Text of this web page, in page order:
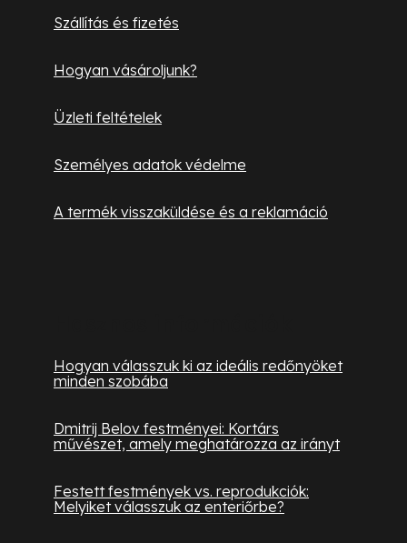
Szállítás és fizetés
Hogyan vásároljunk?
Üzleti feltételek
Személyes adatok védelme
A termék visszaküldése és a reklamáció
Hogyan válasszuk ki az ideális redőnyöket
minden szobába
Dmitrij Belov festményei: Kortárs
művészet, amely meghatározza az irányt
Festett festmények vs. reprodukciók:
Melyiket válasszuk az enteriőrbe?